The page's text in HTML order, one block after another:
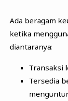
Ada beragam
ketika
diantaranya:
Transaksi
Tersedia